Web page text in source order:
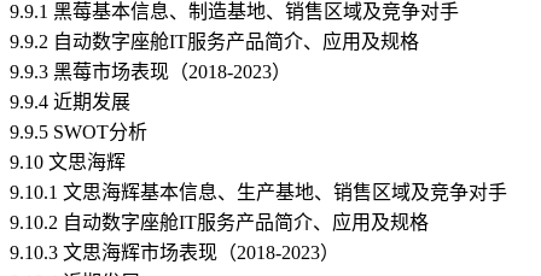
9.9.1 黑莓基本信息、制造基地、销售区域及竞争对手
9.9.2 自动数字座舱IT服务产品简介、应用及规格
9.9.3 黑莓市场表现（2018-2023）
9.9.4 近期发展
9.9.5 SWOT分析
9.10 文思海辉
9.10.1 文思海辉基本信息、生产基地、销售区域及竞争对手
9.10.2 自动数字座舱IT服务产品简介、应用及规格
9.10.3 文思海辉市场表现（2018-2023）